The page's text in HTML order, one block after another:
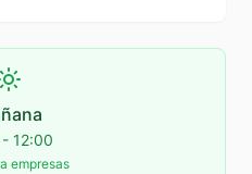
12:00
empresas